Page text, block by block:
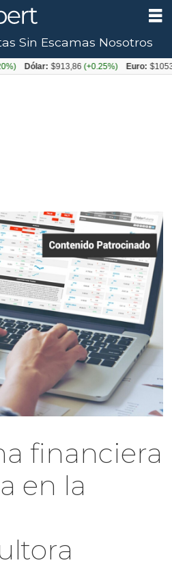
financiera
en la
Sin Escamas Nosotros
$913,86(+0.25%) Euro: $1053,08(-